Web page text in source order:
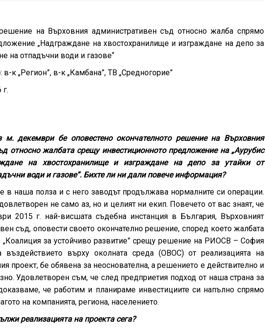
на Върховния административен съд относно жалба спрямо
„Надграждане на хвостохранилище и изграждане на депо за
на отпадъчни води и газове“
: в-к „Регион”, в-к „Камбана”, ТВ „Средногорие”
г.
м. декември бе оповестено окончателното решение на Върховния
относно жалбата срещу инвестиционното предложение на „Аурубис
на хвостохранилище и изграждане на депо за утайки от
води и газове“. Бихте ли ни дали повече информация?
в наша полза и с него заводът продължава нормалните си операции.
не само аз, но и целият ни екип. Повечето от вас знаят, че
2015 г. най-висшата съдебна инстанция в България, Върховният
съд, оповести своето окончателно решение, според което жалбата
„Коалиция за устойчиво развитие” срещу решение на РИОСВ – София
въздействието върху околната среда (ОВОС) от реализацията на
проект, бе обявена за неоснователна, а решението е действително и
Удовлетворен съм, че след предприетия подход от наша страна за
че работим и планираме инвестициите си напълно спрямо
на компанията, региона, населението.
реализацията на проекта сега?